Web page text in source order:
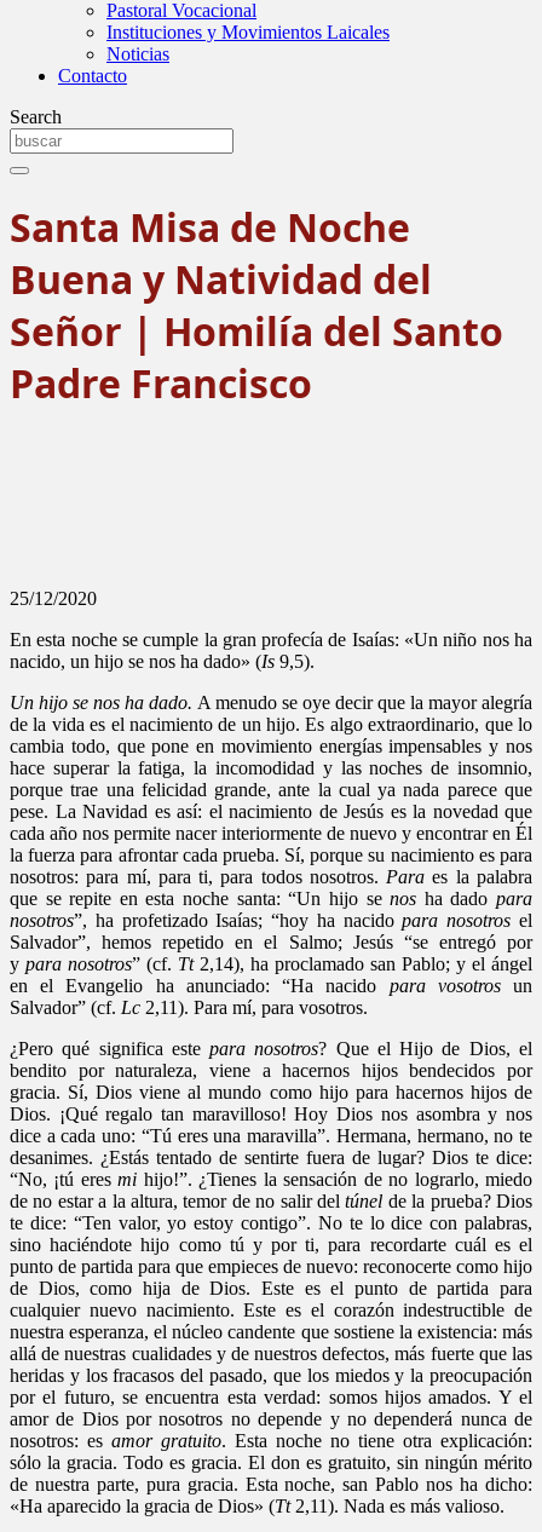
Pastoral Vocacional
Instituciones y Movimientos Laicales
Noticias
Contacto
Search
Santa Misa de Noche
Buena y Natividad del
Señor | Homilía del Santo
Padre Francisco
25/12/2020
En esta noche se cumple la gran profecía de Isaías: «Un niño nos ha
nacido, un hijo se nos ha dado» (Is 9,5).
Un hijo se nos ha dado. A menudo se oye decir que la mayor alegría
de la vida es el nacimiento de un hijo. Es algo extraordinario, que lo
cambia todo, que pone en movimiento energías impensables y nos
hace superar la fatiga, la incomodidad y las noches de insomnio,
porque trae una felicidad grande, ante la cual ya nada parece que
pese. La Navidad es así: el nacimiento de Jesús es la novedad que
cada año nos permite nacer interiormente de nuevo y encontrar en Él
la fuerza para afrontar cada prueba. Sí, porque su nacimiento es para
nosotros: para mí, para ti, para todos nosotros. Para es la palabra
que se repite en esta noche santa: “Un hijo senos ha dadopara
nosotros”, ha profetizado Isaías; “hoy ha nacidopara nosotros el
Salvador”, hemos repetido en el Salmo; Jesús “se entregó por
y para nosotros” (cf. Tt2,14), ha proclamado san Pablo; y el ángel
en el Evangelio ha anunciado: “Ha nacido para vosotrosun
Salvador” (cf. Lc 2,11). Para mí, para vosotros.
¿Pero qué significa estepara nosotros? Que el Hijo de Dios, el
bendito por naturaleza, viene a hacernos hijos bendecidos por
gracia. Sí, Dios viene al mundo como hijo para hacernos hijos de
Dios. ¡Qué regalo tan maravilloso! Hoy Dios nos asombra y nos
dice a cada uno: “Tú eres una maravilla”. Hermana, hermano, no te
desanimes. ¿Estás tentado de sentirte fuera de lugar? Dios te dice:
“No, ¡tú eresmi hijo!”. ¿Tienes la sensación de no lograrlo, miedo
de no estar a la altura, temor de no salir deltúnel de la prueba? Dios
te dice: “Ten valor, yo estoy contigo”. No te lo dice con palabras,
sino haciéndote hijo como tú y por ti, para recordarte cuál es el
punto de partida para que empieces de nuevo: reconocerte como hijo
de Dios, como hija de Dios. Este es el punto de partida para
cualquier nuevo nacimiento. Este es el corazón indestructible de
nuestra esperanza, el núcleo candente que sostiene la existencia: más
allá de nuestras cualidades y de nuestros defectos, más fuerte que las
heridas y los fracasos del pasado, que los miedos y la preocupación
por el futuro, se encuentra esta verdad: somos hijos amados. Y el
amor de Dios por nosotros no depende y no dependerá nunca de
nosotros: es amor gratuito. Esta noche no tiene otra explicación:
sólo la gracia. Todo es gracia. El don es gratuito, sin ningún mérito
de nuestra parte, pura gracia. Esta noche, san Pablo nos ha dicho:
«Ha aparecido la gracia de Dios» (Tt2,11). Nada es más valioso.